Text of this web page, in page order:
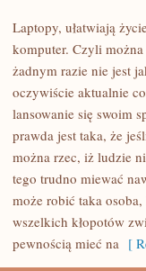
INFORMATYKA,
Laptopy, ułatwiają
komputer. Czyli
żadnym razie nie jest
oczywiście aktualnie
lansowanie się swoim
prawda jest taka, że
można rzec, iż ludzie
tego trudno miewać
może robić taka
wszelkich kłopotów
pewnością mieć na [